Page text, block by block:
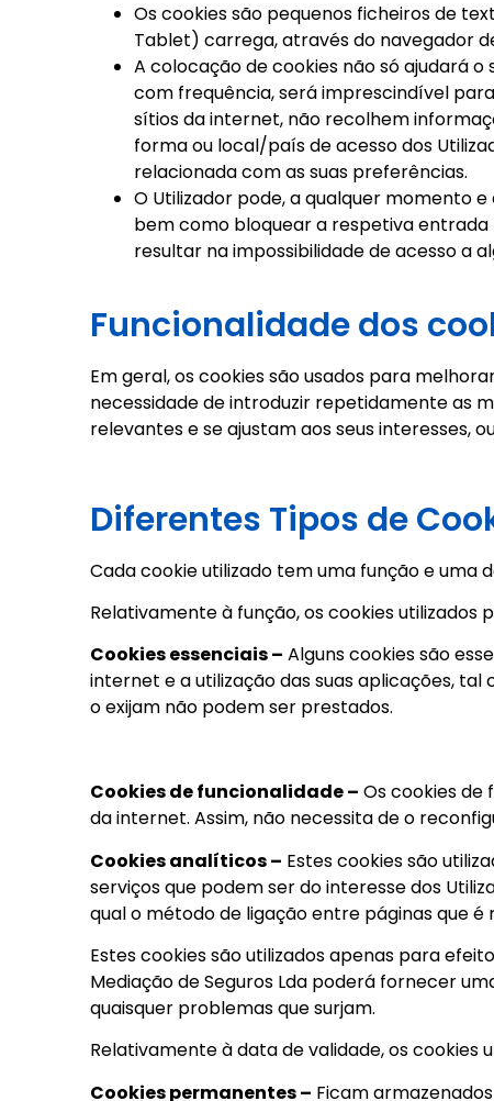
Os cookies são pequenos ficheiros de
Tablet) carrega, através do navegador
A colocação de cookies não só ajudará
com frequência, será imprescindível
sítios da internet, não recolhem
forma ou local/país de acesso dos
relacionada com as suas preferências.
O Utilizador pode, a qualquer momento
bem como bloquear a respetiva entrada
resultar na impossibilidade de acesso a
Funcionalidade dos
Em geral, os cookies são usados para
necessidade de introduzir repetidamente as
relevantes e se ajustam aos seus interesses,
Diferentes Tipos de
Cada cookie utilizado tem uma função e uma
Relativamente à função, os cookies utilizados
Cookies essenciais – Alguns cookies são
internet e a utilização das suas aplicações,
o exijam não podem ser prestados.
Cookies de funcionalidade – Os cookies
da internet. Assim, não necessita de o
Cookies analíticos – Estes cookies são
serviços que podem ser do interesse dos
qual o método de ligação entre páginas que
Estes cookies são utilizados apenas para
Mediação de Seguros Lda poderá fornecer
quaisquer problemas que surjam.
Relativamente à data de validade, os cookies
Cookies permanentes – Ficam